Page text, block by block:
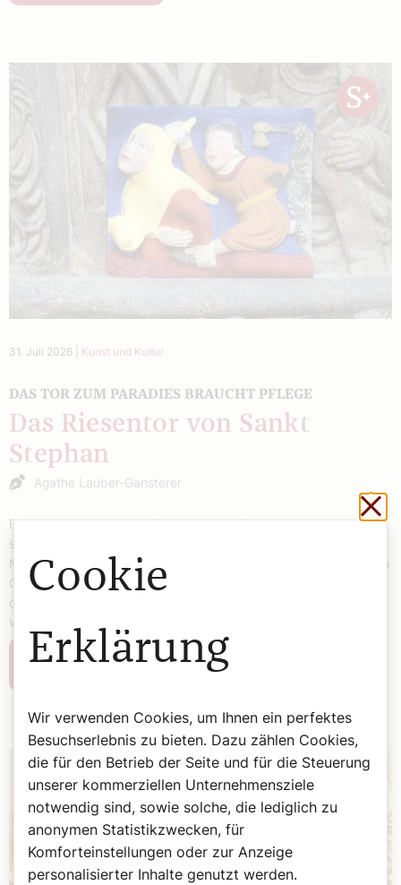
31. Juli 2026 Kunst und Kultur
DAS TOR ZUM PARADIES BRAUCHT PFLEGE
Das Riesentor von Sankt
Stephan
Agathe Lauber-Gansterer
Bis zum Herbst wird das Riesentor des Stephansdoms erneut
sorgfältig gesichert und gepflegt. Seit rund 800 Jahren betreten
Millionen Menschen über diese Schwelle den Dom. Das Tor ist ein
Ort voller Geschichte, Kunst und Symbolkraft: der Übergang von
der Welt draußen in den Raum Gottes, wie Domnbaumeister
Wolfgang Zehetner erklärt.
Weiterlesen
Cookie
Erklärung
Wir verwenden Cookies, um Ihnen ein perfektes
Besuchserlebnis zu bieten. Dazu zählen Cookies,
die für den Betrieb der Seite und für die Steuerung
unserer kommerziellen Unternehmensziele
notwendig sind, sowie solche, die lediglich zu
anonymen Statistikzwecken, für
Komforteinstellungen oder zur Anzeige
personalisierter Inhalte genutzt werden.